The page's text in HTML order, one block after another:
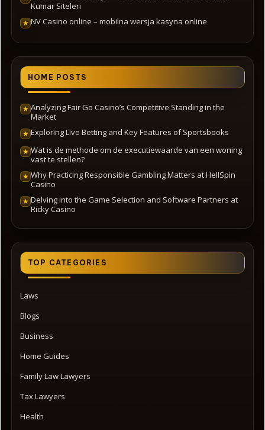
Kumar Siteleri
★ NV Casino online – mobilna wersja kasyna online
HOME POSTS
★ Analyzing Fair Go Casino’s Competitive Standing in the
Market
★ Exploring Live Betting and Key Features of Sportsbooks
★ Wat is de methode om de executiewaarde van een woning
vast te stellen?
★ Why Practicing Responsible Gambling Matters at HellSpin
Casino
★ Delving into the Game Selection and Software Partners at
Ricky Casino
TOP CATEGORIES
Laws
Blogs
Business
Home Guides
Family Law Lawyers
Tax Lawyers
Health